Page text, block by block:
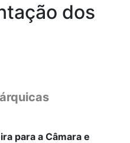
dos
para a Câmara e